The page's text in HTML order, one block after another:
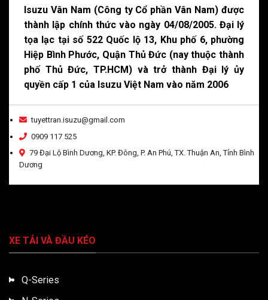
Isuzu Vân Nam (Công ty Cổ phần Vân Nam) được
thành lập chính thức vào ngày 04/08/2005. Đại lý
tọa lạc tại số 522 Quốc lộ 13, Khu phố 6, phường
Hiệp Bình Phước, Quận Thủ Đức (nay thuộc thành
phố Thủ Đức, TP.HCM) và trở thành Đại lý ủy
quyền cấp 1 của Isuzu Việt Nam vào năm 2006
tuyettran.isuzu@gmail.com
0909 117 525
79 Đại Lộ Bình Dương, KP. Đông, P. An Phú, TX. Thuận An, Tỉnh Bình
Dương
XE TẢI VÀ ĐẦU KÉO
Q-Series